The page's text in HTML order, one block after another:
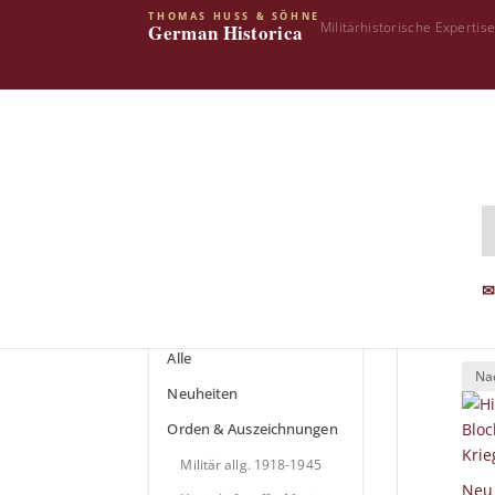
THOMAS HUSS & SÖHNE
German Historica
Militärhistorische
✉
Neu
Alle
Neuheiten
Orden & Auszeichnungen
Militär allg. 1918-1945